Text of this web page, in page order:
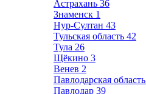
Астрахань 36
Знаменск 1
Нур-Султан 43
Тульская область 42
Тула 26
Щёкино 3
Венев 2
Павлодарская область
Павлодар 39